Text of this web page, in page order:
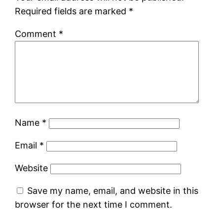
Required fields are marked *
Comment *
Name *
Email *
Website
Save my name, email, and website in this
browser for the next time I comment.